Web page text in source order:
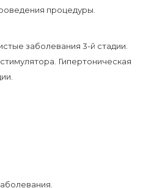
процедуры.
заболевания 3-й стадии.
Гипертоническая